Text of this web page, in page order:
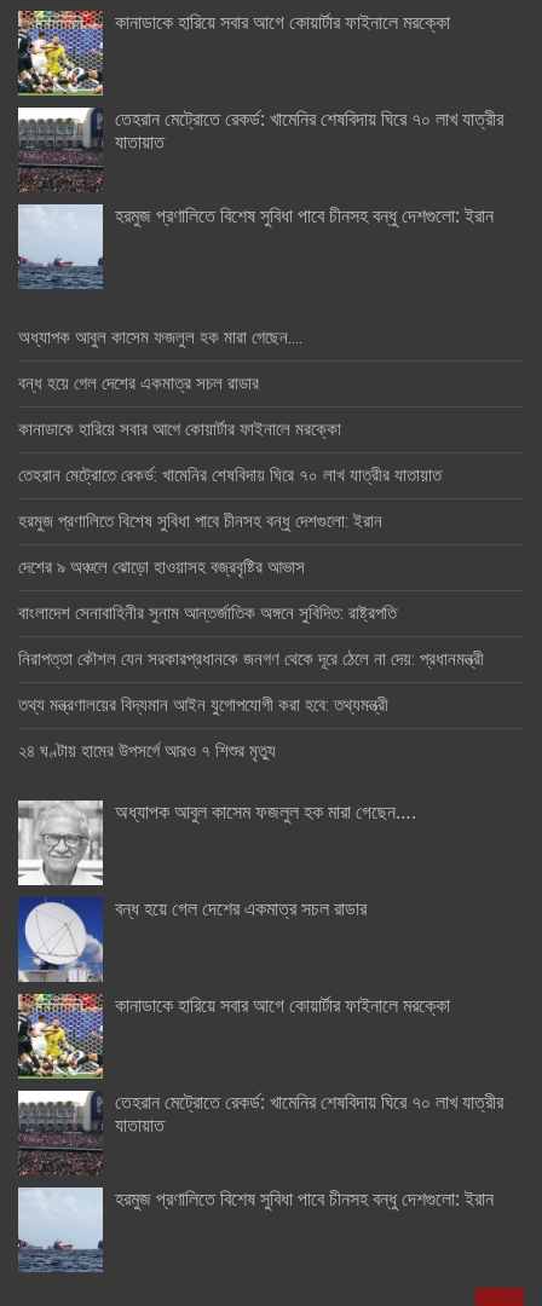
কানাডাকে হারিয়ে সবার আগে কোয়ার্টার ফাইনালে মরক্কো
তেহরান মেট্রোতে রেকর্ড: খামেনির শেষবিদায় ঘিরে ৭০ লাখ যাত্রীর
যাতায়াত
হরমুজ প্রণালিতে বিশেষ সুবিধা পাবে চীনসহ বন্ধু দেশগুলো: ইরান
অধ্যাপক আবুল কাসেম ফজলুল হক মারা গেছেন….
বন্ধ হয়ে গেল দেশের একমাত্র সচল রাডার
কানাডাকে হারিয়ে সবার আগে কোয়ার্টার ফাইনালে মরক্কো
তেহরান মেট্রোতে রেকর্ড: খামেনির শেষবিদায় ঘিরে ৭০ লাখ যাত্রীর যাতায়াত
হরমুজ প্রণালিতে বিশেষ সুবিধা পাবে চীনসহ বন্ধু দেশগুলো: ইরান
দেশের ৯ অঞ্চলে ঝোড়ো হাওয়াসহ বজ্রবৃষ্টির আভাস
বাংলাদেশ সেনাবাহিনীর সুনাম আন্তর্জাতিক অঙ্গনে সুবিদিত: রাষ্ট্রপতি
নিরাপত্তা কৌশল যেন সরকারপ্রধানকে জনগণ থেকে দূরে ঠেলে না দেয়: প্রধানমন্ত্রী
তথ্য মন্ত্রণালয়ের বিদ্যমান আইন যুগোপযোগী করা হবে: তথ্যমন্ত্রী
২৪ ঘণ্টায় হামের উপসর্গে আরও ৭ শিশুর মৃত্যু
অধ্যাপক আবুল কাসেম ফজলুল হক মারা গেছেন….
বন্ধ হয়ে গেল দেশের একমাত্র সচল রাডার
কানাডাকে হারিয়ে সবার আগে কোয়ার্টার ফাইনালে মরক্কো
তেহরান মেট্রোতে রেকর্ড: খামেনির শেষবিদায় ঘিরে ৭০ লাখ যাত্রীর
যাতায়াত
হরমুজ প্রণালিতে বিশেষ সুবিধা পাবে চীনসহ বন্ধু দেশগুলো: ইরান